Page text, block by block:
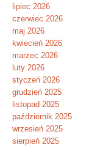
lipiec 2026
czerwiec 2026
maj 2026
kwiecień 2026
marzec 2026
luty 2026
styczeń 2026
grudzień 2025
listopad 2025
październik 2025
wrzesień 2025
sierpień 2025